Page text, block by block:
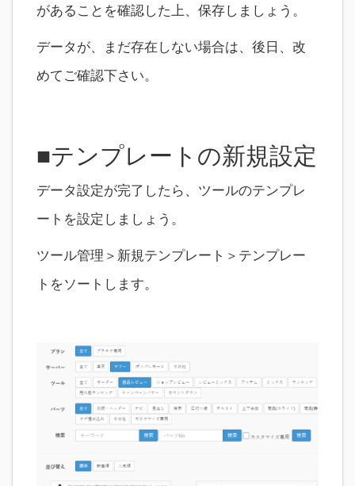
があることを確認した上、保存しましょう。
データが、まだ存在しない場合は、後日、改
めてご確認下さい。
■テンプレートの新規設定
データ設定が完了したら、ツールのテンプレ
ートを設定しましょう。
ツール管理＞新規テンプレート＞テンプレー
トをソートします。